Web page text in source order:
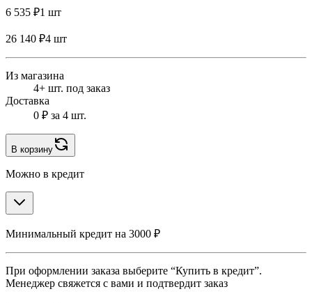
6 535 ₽1 шт
26 140 ₽4 шт
Из магазина
4+ шт. под заказ
Доставка
0 ₽ за 4 шт.
В корзину
Можно в кредит
Минимальный кредит на 3000 ₽
При оформлении заказа выберите “Купить в кредит”.
Менеджер свяжется с вами и подтвердит заказ